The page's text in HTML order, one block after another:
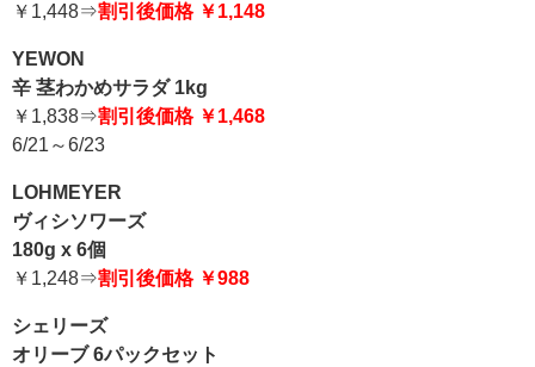
￥1,448⇒割引後価格 ￥1,148
YEWON
辛 茎わかめサラダ 1kg
￥1,838⇒割引後価格 ￥1,468
6/21～6/23
LOHMEYER
ヴィシソワーズ
180g x 6個
￥1,248⇒割引後価格 ￥988
シェリーズ
オリーブ 6パックセット